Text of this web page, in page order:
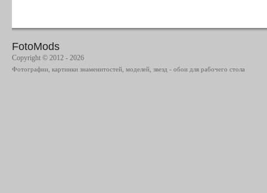
FotoMods
Copyright © 2012 - 2026
Фотографии, картинки знаменитостей, моделей, звезд - обои для рабочего стола